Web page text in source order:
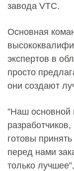
завода VTC.
Основная
экспертов в
просто
они создают
”Наш основной
готовы
перед нами
только